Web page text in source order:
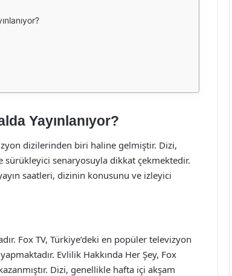
Yayınlanıyor?
dizilerinden biri haline gelmiştir. Dizi,
senaryosuyla dikkat çekmektedir.
saatleri, dizinin konusunu ve izleyici
Fox TV, Türkiye’deki en popüler televizyon
Evlilik Hakkında Her Şey, Fox
Dizi, genellikle hafta içi akşam